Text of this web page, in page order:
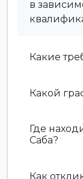
в
Какие
Какой
Где
Саба?
Как